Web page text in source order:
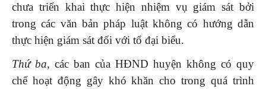
chưa triển khai thực hiện nhiệm vụ giám sát bởi
trong các văn bản pháp luật không có hướng dẫn
thực hiện giám sát đối với tổ đại biểu.
Thứ ba, các ban của HĐND huyện không có quy
chế hoạt động gây khó khăn cho trong quá trình